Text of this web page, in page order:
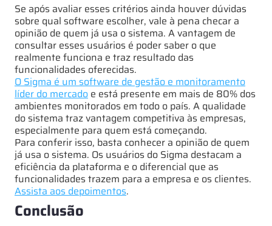
Se após avaliar esses critérios ainda houver dúvidas
sobre qual software escolher, vale à pena checar a
opinião de quem já usa o sistema. A vantagem de
consultar esses usuários é poder saber o que
realmente funciona e traz resultado das
funcionalidades oferecidas.
O Sigma é um software de gestão e monitoramento
líder do mercado e está presente em mais de 80% dos
ambientes monitorados em todo o país. A qualidade
do sistema traz vantagem competitiva às empresas,
especialmente para quem está começando.
Para conferir isso, basta conhecer a opinião de quem
já usa o sistema. Os usuários do Sigma destacam a
eficiência da plataforma e o diferencial que as
funcionalidades trazem para a empresa e os clientes.
Assista aos depoimentos.
Conclusão